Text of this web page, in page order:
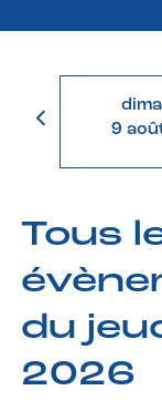
9
Tous
du
2026